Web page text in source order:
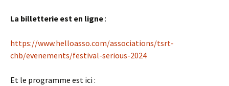
La billetterie est en ligne:
https://www.helloasso.com/associations/tsrt-
chb/evenements/festival-serious-2024
Et le programme est ici :